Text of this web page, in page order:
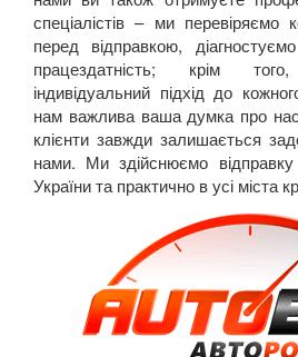
спеціалістів – ми
перед відправкою,
працездатність; крім
індивідуальний підхід до
нам важлива ваша думка про
клієнти завжди залишається
нами. Ми здійснюємо відправку
України та практично в усі міста